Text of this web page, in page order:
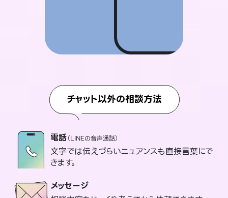
チャット以外の相談方法
電話（LINEの音声通話）
文字では伝えづらいニュアンスも直接言葉にで
きます。
メッセージ